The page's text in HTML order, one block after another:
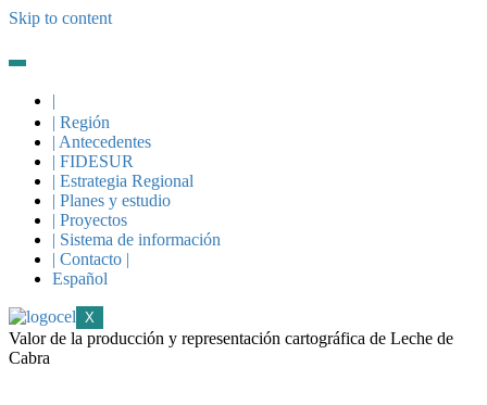
Skip to content
|
| Región
| Antecedentes
| FIDESUR
| Estrategia Regional
| Planes y estudio
| Proyectos
| Sistema de información
| Contacto |
Español
X
Valor de la producción y representación cartográfica de Leche de
Cabra